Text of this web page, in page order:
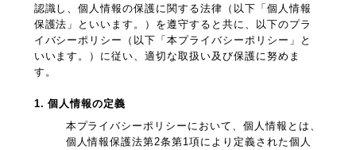
認識し、個人情報の保護に関する法律（以下「個人情報
保護法」といいます。）を遵守すると共に、以下のプラ
イバシーポリシー（以下「本プライバシーポリシー」と
いいます。）に従い、適切な取扱い及び保護に努めま
す。
1. 個人情報の定義
本プライバシーポリシーにおいて、個人情報とは、
個人情報保護法第2条第1項により定義された個人